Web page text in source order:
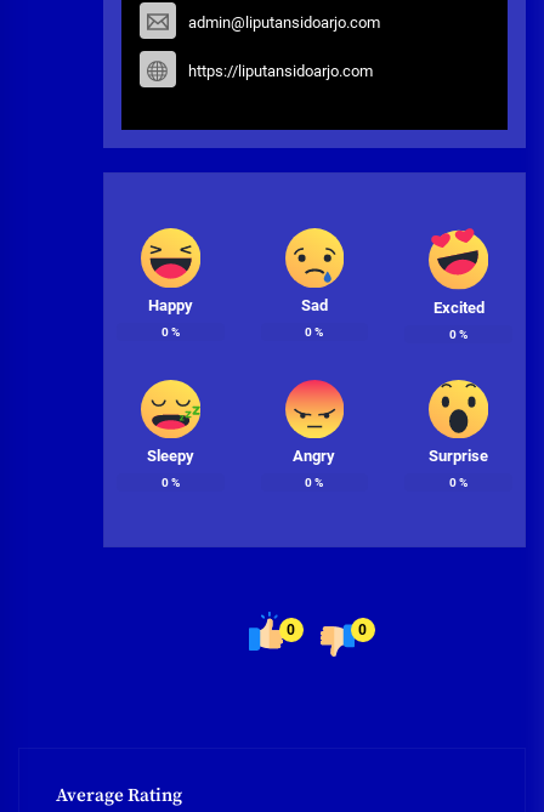
admin@liputansidoarjo.com
https://liputansidoarjo.com
Happy
0%
Sad
0%
Excited
0%
Sleepy
0%
Angry
0%
Surprise
0%
0 0
Average Rating